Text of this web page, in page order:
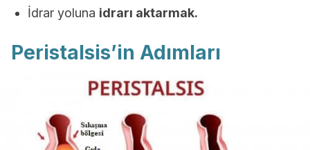
İdrar yoluna idrarı aktarmak.
Peristalsis’in Adımları